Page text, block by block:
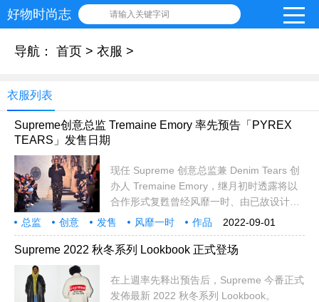
好物时尚志 请输入关键字词
导航： 首页 > 衣服 >
衣服列表
Supreme创意总监 Tremaine Emory 率先预告「PYREX
TEARS」发售日期
现任 Supreme 创意总监兼 Denim Tears 创
办人 Tremaine Emory，继月初时透露将以
合作形式复甦曾经风靡一时、由已故设计师
Virgil Abloh 操刀的 PYREX V2022-09-01
总监 创意 发售 风靡一时
作品
全新
创办人 形式 形象 情报 意义
照片
画家
精神 设计师
Supreme 2022 秋冬系列 Lookbook 正式登场
在上週率先释出预告后，Supreme 今番正式
发佈最新 2022 秋冬系列 Lookbook。